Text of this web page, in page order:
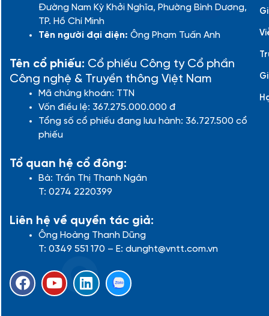
Đường Nam Kỳ Khởi Nghĩa, Phường Bình Dương,
TP. Hồ Chí Minh
Tên người đại diện: Ông Phạm Tuấn Anh
Tên cổ phiếu: Cổ phiếu Công ty Cổ phần
Công nghệ & Truyền thông Việt Nam
Mã chứng khoán: TTN
Vốn điều lệ: 367.275.000.000 đ
Tổng số cổ phiếu đang lưu hành: 36.727.500 cổ
phiếu
Tổ quan hệ cổ đông:
Bà: Trần Thị Thanh Ngân
T: 0274 2220399
Liên hệ về quyền tác giả:
Ông Hoàng Thanh Dũng
T: 0349 551 170 – E: dunght@vntt.com.vn
F
a
Y
o
L
i